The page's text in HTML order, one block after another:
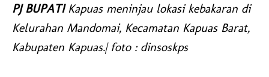
PJ BUPATIKapuas meninjau lokasi kebakaran di
Kelurahan Mandomai, Kecamatan Kapuas Barat,
Kabupaten Kapuas.| foto : dinsoskps